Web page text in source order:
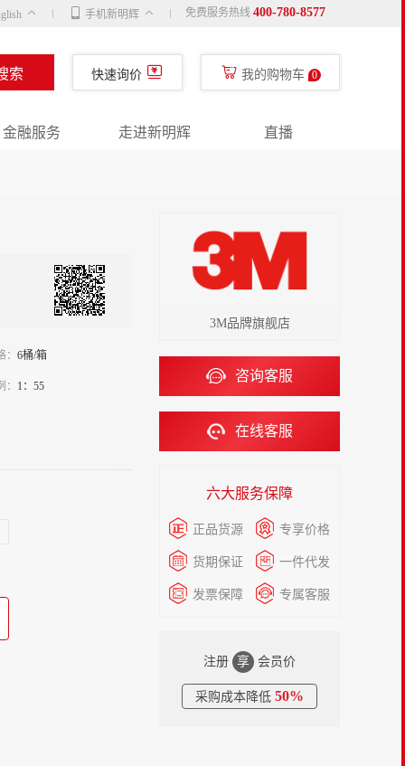
手机新明辉 免费服务热线 400-780-8577
索 快速询价 我的购物车 0
金融服务 走进新明辉 直播
：6桶/箱
1：55
3M品牌旗舰店
咨询客服
在线客服
六大服务保障
正品货源 专享价格
货期保证 一件代发
发票保障 专属客服
注册 享 会员价
采购成本降低 50%